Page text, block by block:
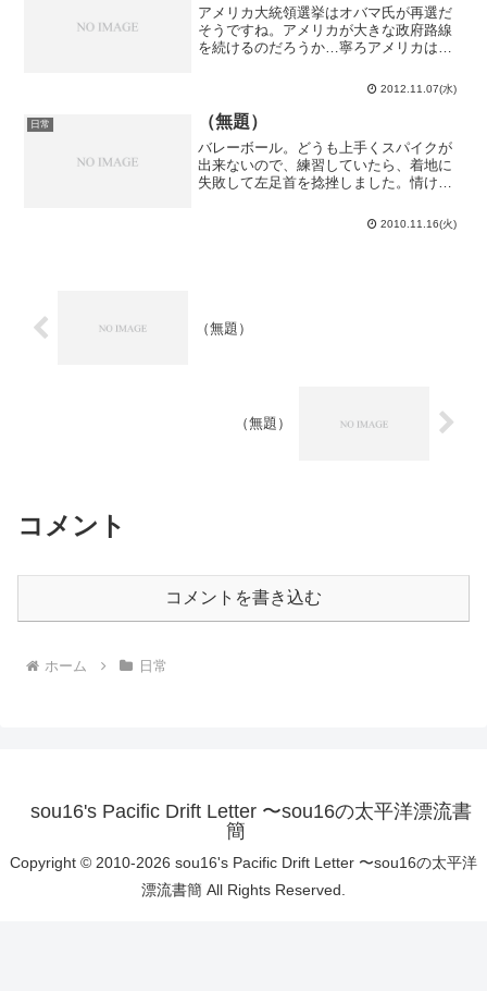
アメリカ大統領選挙はオバマ氏が再選だ
そうですね。アメリカが大きな政府路線
を続けるのだろうか…寧ろアメリカは象
いような気もしますが。卓球第2回目。う
ーん、球が悉く場外（卓外）へ消えてい
く…何故だ…球が軽いか...
2012.11.07(水)
日常 （無題）
バレーボール。どうも上手くスパイクが
出来ないので、練習していたら、着地に
失敗して左足首を捻挫しました。情けな
せんでしたが。という訳で、10日間は安
静を要するそうです。通学電車が辛い…
2010.11.16(火)
（無題）
（無題）
コメント
コメントを書き込む
ホーム 日常
sou16's Pacific Drift Letter 〜sou16の太平洋漂流書
簡
Copyright © 2010-2026 sou16's Pacific Drift Letter 〜sou16の太平洋
漂流書簡 All Rights Reserved.